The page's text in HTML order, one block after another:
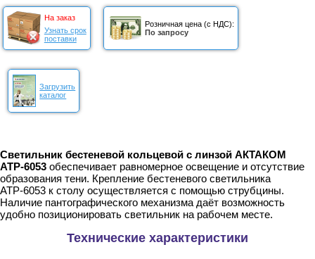
На заказ
Узнать срок
поставки
Розничная цена (с НДС):
По запросу
Загрузить
каталог
Светильник бестеневой кольцевой с линзой АКТАКОМ
АТР-6053 обеспечивает равномерное освещение и отсутствие
образования тени. Крепление бестеневого светильника
АТР-6053 к столу осуществляется с помощью струбцины.
Наличие пантографического механизма даёт возможность
удобно позиционировать светильник на рабочем месте.
Технические характеристики